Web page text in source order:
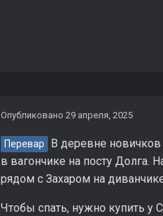
Опубликовано 29 апреля, 2025
Перевар
В деревне
в вагончике на посту
рядом с Захаром на
Чтобы спать, нужно купить у